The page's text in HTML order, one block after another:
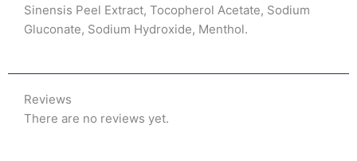
Sinensis Peel Extract, Tocopherol Acetate, Sodium
Gluconate, Sodium Hydroxide, Menthol.
Reviews
There are no reviews yet.